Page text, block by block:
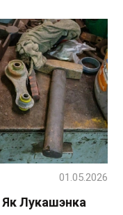
Як Лукашэнка
01.05.2026